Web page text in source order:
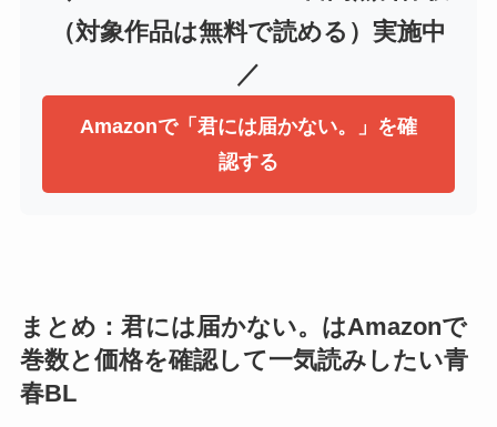
（対象作品は無料で読める）実施中
／
Amazonで「君には届かない。」を確
認する
まとめ：君には届かない。はAmazonで
巻数と価格を確認して一気読みしたい青
春BL